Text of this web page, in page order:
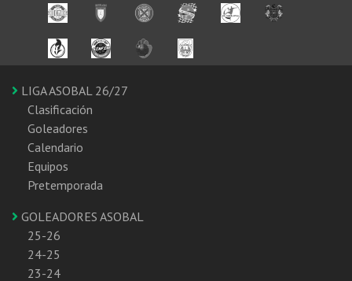
LIGA ASOBAL 26/27
Clasificación
Goleadores
Calendario
Equipos
Pretemporada
GOLEADORES ASOBAL
25-26
24-25
23-24